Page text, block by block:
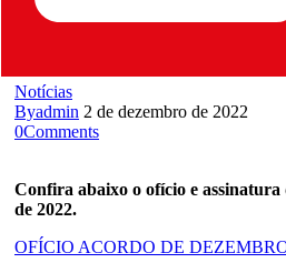
Notícias
Byadmin 2 de dezembro de 2022
0Comments
Confira abaixo o ofício e
de 2022.
OFÍCIO ACORDO DE